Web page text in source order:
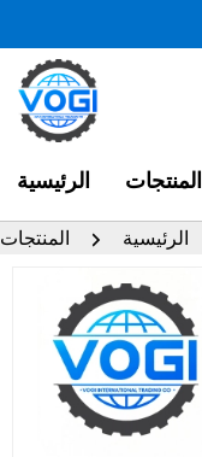
إلى
المحتوى
الرئيسية المنتجات
الرئيسية المنتجات